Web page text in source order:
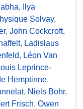
,
Ilya
Solvay,
, John Cockcroft,
, Ladislaus
, Léon Van
Leprince-
Hemptinne,
, Niels Bohr,
Frisch, Owen